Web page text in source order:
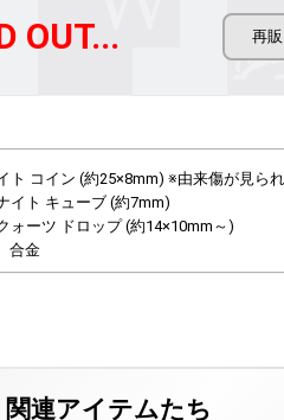
OUT...
ト コイン (約25×8mm) ※由来傷が見ら
イト キューブ (約7mm)
ォーツ ドロップ (約14×10mm～)
合金